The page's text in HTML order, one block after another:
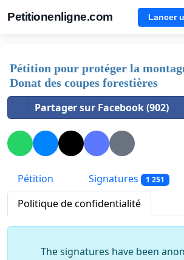
Petitionenligne.com Lancer
Pétition pour protéger la
Donat des coupes forestières
Partager sur Facebook (902)
Pétition Signatures 1 251
Politique de confidentialité
The signatures have been